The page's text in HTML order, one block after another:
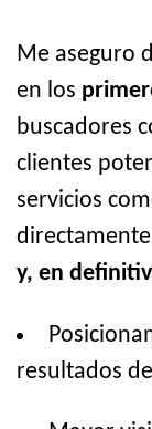
Me aseguro
en los
buscadores
clientes
servicios
y, en
resultados